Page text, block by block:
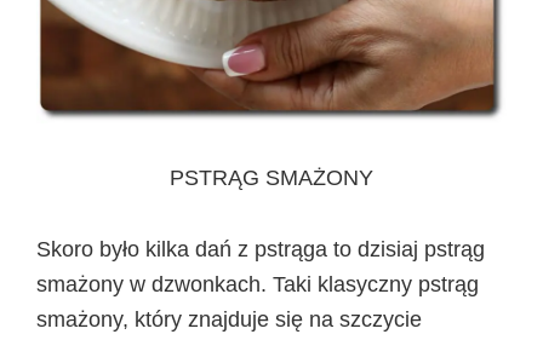
PSTRĄG SMAŻONY
Skoro było kilka dań z pstrąga to dzisiaj pstrąg
smażony w dzwonkach. Taki klasyczny pstrąg
smażony, który znajduje się na szczycie